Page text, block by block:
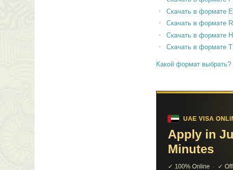
Скачать в формате
Скачать в формате
Скачать в формате
Скачать в формате
Какой формат выбрать?